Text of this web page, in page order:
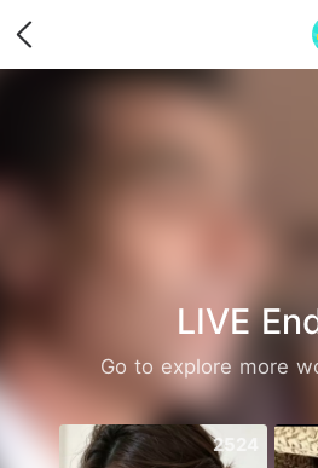
LIVE
Go to explore more
2524
Opens in a new tab